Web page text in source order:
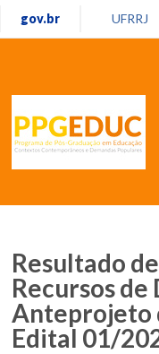
gov.br UFRRJ
Resultado
Recursos
Anteprojeto
Edital 01/